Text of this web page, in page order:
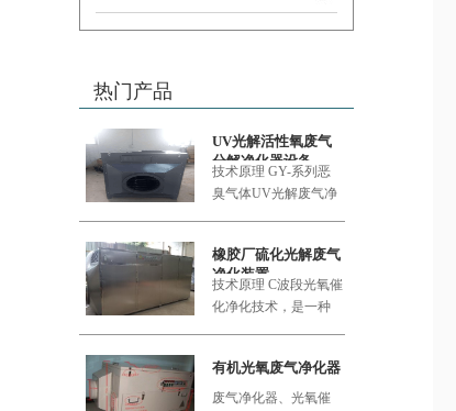
热门产品
UV光解活性氧废气
分解净化器设备
技术原理 GY-系列恶
臭气体UV光解废气净
橡胶厂硫化光解废气
净化装置
技术原理 C波段光氧催
化净化技术，是一种
有机光氧废气净化器
废气净化器、光氧催